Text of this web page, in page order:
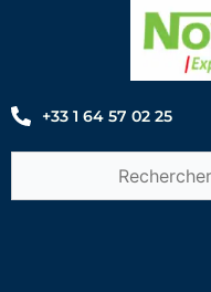
+33 1 64 57 02 25